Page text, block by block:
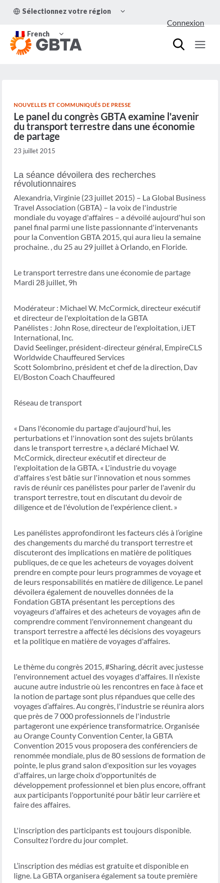
Sélectionnez votre région
LE
French
LE
MENU
ENFANT
Connexion
NOUVELLES ET COMMUNIQUÉS DE PRESSE
Le panel du congrès GBTA examine l'avenir
du transport terrestre dans une économie
de partage
23 juillet 2015
La séance dévoilera des recherches
révolutionnaires
Alexandria, Virginie (23 juillet 2015) – La Global Business
Travel Association (GBTA) – la voix de l'industrie
mondiale du voyage d'affaires – a dévoilé aujourd'hui son
panel final parmi une liste passionnante d'intervenants
pour la Convention GBTA 2015, qui aura lieu la semaine
prochaine. , du 25 au 29 juillet à Orlando, en Floride.
Le transport terrestre dans une économie de partage
Mardi 28 juillet, 9h
Modérateur : Michael W. McCormick, directeur exécutif
et directeur de l'exploitation de la GBTA
Panélistes : John Rose, directeur de l'exploitation, iJET
International, Inc.
David Seelinger, président-directeur général, EmpireCLS
Worldwide Chauffeured Services
Scott Solombrino, président et chef de la direction, Dav
El/Boston Coach Chauffeured
Réseau de transport
« Dans l'économie du partage d'aujourd'hui, les
perturbations et l'innovation sont des sujets brûlants
dans le transport terrestre », a déclaré Michael W.
McCormick, directeur exécutif et directeur de
l'exploitation de la GBTA. « L'industrie du voyage
d'affaires s'est bâtie sur l'innovation et nous sommes
ravis de réunir ces panélistes pour parler de l'avenir du
transport terrestre, tout en discutant du devoir de
diligence et de l'évolution de l'expérience client. »
Les panélistes approfondiront les facteurs clés à l’origine
des changements du marché du transport terrestre et
discuteront des implications en matière de politiques
publiques, de ce que les acheteurs de voyages doivent
prendre en compte pour leurs programmes de voyage et
de leurs responsabilités en matière de diligence. Le panel
dévoilera également de nouvelles données de la
Fondation GBTA présentant les perceptions des
voyageurs d'affaires et des acheteurs de voyages afin de
comprendre comment l'environnement changeant du
transport terrestre a affecté les décisions des voyageurs
et la politique en matière de voyages d'affaires.
Le thème du congrès 2015, #Sharing, décrit avec justesse
l'environnement actuel des voyages d'affaires. Il n’existe
aucune autre industrie où les rencontres en face à face et
la notion de partage sont plus répandues que celle des
voyages d’affaires. Au congrès, l'industrie se réunira alors
que près de 7 000 professionnels de l'industrie
partageront une expérience transformatrice. Organisée
au Orange County Convention Center, la GBTA
Convention 2015 vous proposera des conférenciers de
renommée mondiale, plus de 80 sessions de formation de
pointe, le plus grand salon d'exposition sur les voyages
d'affaires, un large choix d'opportunités de
développement professionnel et bien plus encore, offrant
aux participants l'opportunité pour bâtir leur carrière et
faire des affaires.
L'inscription des participants est toujours disponible.
Consultez l'ordre du jour complet.
L’inscription des médias est gratuite et disponible en
ligne. La GBTA organisera également sa toute première